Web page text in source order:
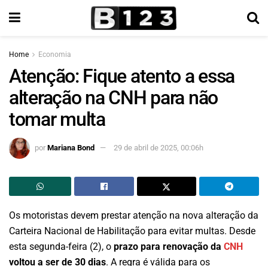
Home Economia
Atenção: Fique atento a essa
alteração na CNH para não
tomar multa
por Mariana Bond 29 de abril de 2025, 00:06h
Os motoristas devem prestar atenção na nova alteração da
Carteira Nacional de Habilitação para evitar multas. Desde
esta segunda-feira (2), o prazo para renovação da CNH
voltou a ser de 30 dias. A regra é válida para os